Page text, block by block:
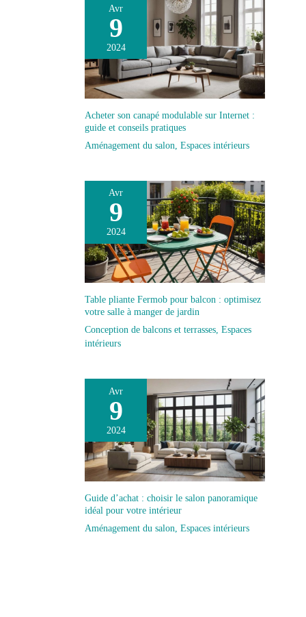
Avr
9
2024
Acheter son canapé modulable sur Internet :
guide et conseils pratiques
Aménagement du salon, Espaces intérieurs
Avr
9
2024
Table pliante Fermob pour balcon : optimisez
votre salle à manger de jardin
Conception de balcons et terrasses, Espaces
intérieurs
Avr
9
2024
Guide d’achat : choisir le salon panoramique
idéal pour votre intérieur
Aménagement du salon Espaces intérieurs